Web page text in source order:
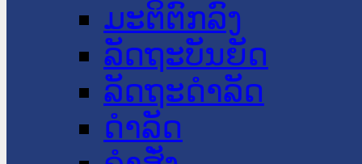
ມະຕິຕົກລົງ
ລັດຖະບັນຍັດ
ລັດຖະດໍາລັດ
ດໍາລັດ